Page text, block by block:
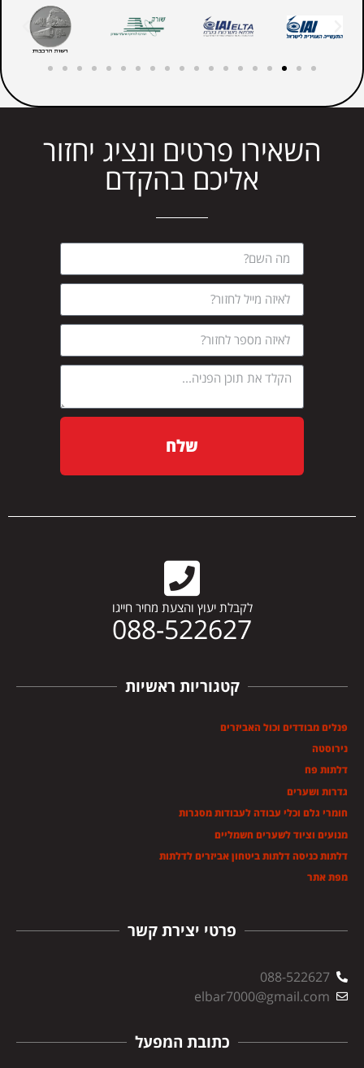
השאירו פרטים ונציג יחזור
אליכם בהקדם
שלח
לקבלת יעוץ והצעת מחיר חייגו
088-522627
פרטי יצירת קשר
088-522627
elbar7000@gmail.com
כתובת המפעל
קטגוריות ראשיות
פנלים מבודדים וכול האביזרים
נירוסטה
דלתות פח
גדרות ושערים
חומרי גלם וכלי עבודה לעבודות מסגרות
מנועים וציוד לשערים חשמליים
דלתות כניסה דלתות ביטחון אביזרים לדלתות
מפת אתר